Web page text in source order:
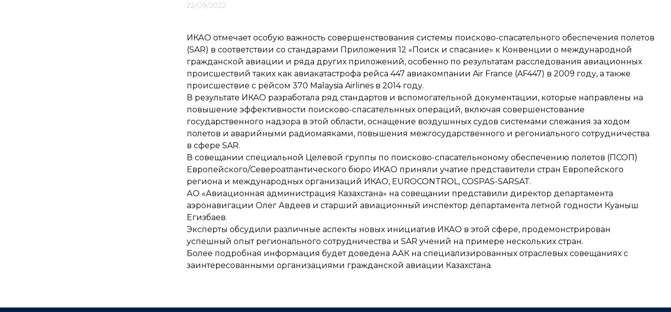
22/09/2022
ИКАО отмечает особую важность совершенствования системы поисково-спасательного обеспечения полетов
(SAR) в соответствии со стандарами Приложения 12 «Поиск и спасание» к Конвенции о международной
гражданской авиации и ряда других приложений, особенно по результатам расследования авиационных
происшествий таких как авиакатастрофа рейса 447 авиакомпании Air France (AF447) в 2009 году, а также
происшествие с рейсом 370 Malaysia Airlines в 2014 году.
В результате ИКАО разработала ряд стандартов и вспомогательной документации, которые направлены на
повышение эффективности поисково-спасательнных операций, включая совершенстование
государственного надзора в этой области, оснащение воздушнных судов системами слежания за ходом
полетов и аварийными радиомаяками, повышения межгосударственного и регониального сотрудничества
в сфере SAR.
В совещании специальной Целевой группы по поисково-спасательноному обеспечению полетов (ПСОП)
Европейского/Североатлантического бюро ИКАО приняли учатие представители стран Европейского
региона и международных организаций ИКАО, EUROCONTROL, COSPAS-SARSAT.
АО «Авиационная администрация Казахстана» на совещании представили директор департамента
аэронавигации Олег Авдеев и старший авиационный инспектор департамента летной годности Куаныш
Егизбаев.
Эксперты обсудили различные аспекты новых инициатив ИКАО в этой сфере, продемонстрирован
успешный опыт регионального сотрудничества и SAR учений на примере нескольких стран.
Более подробная информация будет доведена ААК на специализированных отраслевых совещаниях с
заинтересованными организациями гражданской авиации Казахстана.